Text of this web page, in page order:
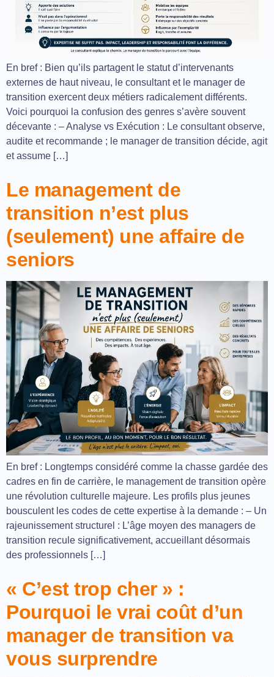
En bref : Bien qu’ils partagent le statut d’intervenants
externes de haut niveau, le consultant et le manager de
transition exercent deux métiers radicalement différents.
Voici pourquoi la confusion des genres s’avère souvent
décevante : – Analyse vs Exécution : Le consultant observe,
audite et recommande ; le manager de transition décide, agit
et assume […]
Le management de
transition n’est plus
(seulement) une affaire de
seniors
En bref : Longtemps considéré comme la chasse gardée des
cadres en fin de carrière, le management de transition opère
une révolution culturelle majeure. Les profils plus jeunes
bousculent les codes de cette expertise à la demande : – Un
rajeunissement structurel : L’âge moyen des managers de
transition recule significativement, accueillant désormais
des professionnels […]
« C’est trop cher » :
Pourquoi le vrai coût d’un
manager de transition va
vous surprendre